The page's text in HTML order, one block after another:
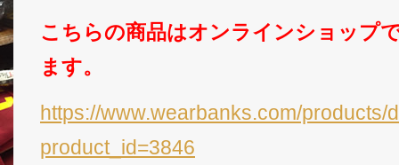
こちらの商品はオンラインショップ
ます。
https://www.wearbanks.com/products/
product_id=3846